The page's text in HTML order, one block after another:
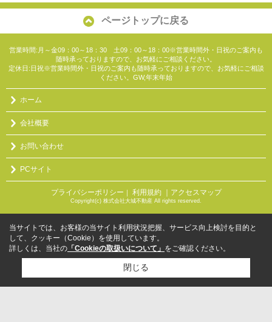
ページトップに戻る
営業時間:月～金09：00～18：30 土09：00～18：00※営業時間外・日祝のご案内も
随時承っておりますので、お気軽にご相談ください。
定休日:日祝※営業時間外・日祝のご案内も随時承っておりますので、お気軽にご相談
ください。GW,年末年始
ホーム
会社概要
お問い合わせ
PCサイト
プライバシーポリシー 利用規約 ｜アクセスマップ
Copyright(c) 株式会社大城不動産 All rights reserved.
当サイトでは、お客様の当サイト利用状況把握、サービス向上検討を目的と
して、クッキー（Cookie）を使用しています。
詳しくは、当社の 「Cookieの取扱いについて」 をご確認ください。
閉じる